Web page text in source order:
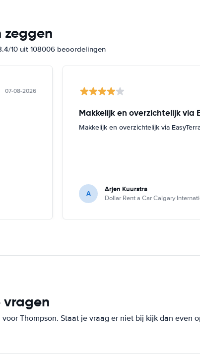
zeggen
10 uit 108006 beoordelingen
07-08-2026
Makkelijk en overzichtelijk via
Makkelijk en overzichtelijk via
A Arjen Kuurstra
Dollar Rent a Car Calgary
vragen
Thompson. Staat je vraag er niet bij kijk dan even